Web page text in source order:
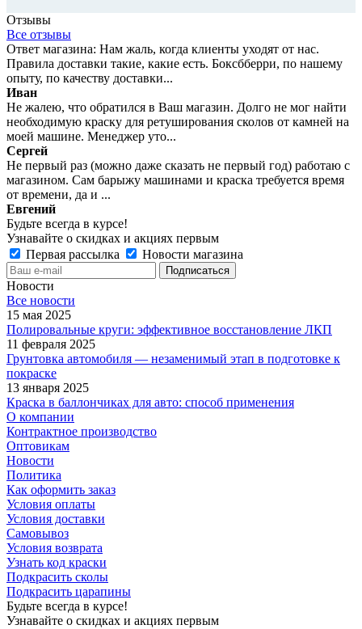
Отзывы
Все отзывы
Ответ магазина: Нам жаль, когда клиенты уходят от нас.
Правила доставки такие, какие есть. Боксбберри, по нашему
опыту, по качеству доставки...
Иван
Не жалею, что обратился в Ваш магазин. Долго не мог найти
необходимую краску для ретуширования сколов от камней на
моей машине. Менеджер уто...
Сергей
Не первый раз (можно даже сказать не первый год) работаю с
магазином. Сам барыжу машинами и краска требуется время
от времени, да и ...
Евгений
Будьте всегда в курсе!
Узнавайте о скидках и акциях первым
Первая рассылка
Новости магазина
Новости
Все новости
15 мая 2025
Полировальные круги: эффективное восстановление ЛКП
11 февраля 2025
Грунтовка автомобиля — незаменимый этап в подготовке к
покраске
13 января 2025
Краска в баллончиках для авто: способ применения
О компании
Контрактное производство
Оптовикам
Новости
Политика
Как оформить заказ
Условия оплаты
Условия доставки
Самовывоз
Условия возврата
Узнать код краски
Подкрасить сколы
Подкрасить царапины
Будьте всегда в курсе!
Узнавайте о скидках и акциях первым